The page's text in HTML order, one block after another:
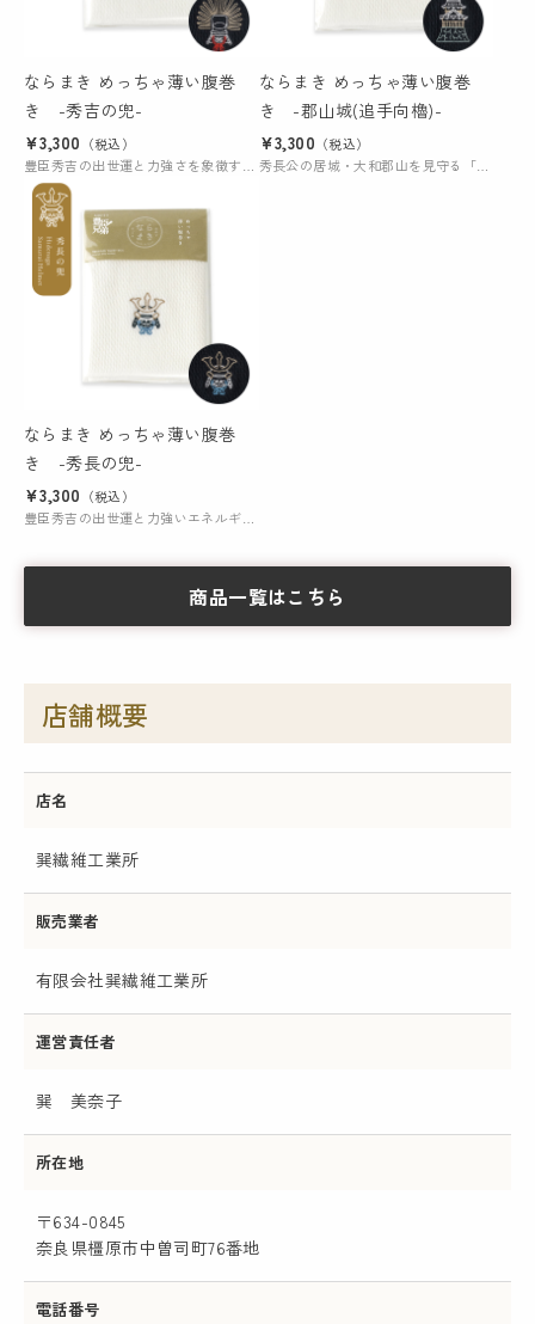
ならまき めっちゃ薄い腹巻
き -秀吉の兜-
¥3,300 （税込）
ならまき めっちゃ薄い腹巻
き -郡山城(追手向櫓)-
¥3,300 （税込）
ならまき めっちゃ薄い腹巻
き -秀長の兜-
¥3,300 （税込）
豊臣秀吉の出世運と力強いエネルギーを象徴する兜を刺繍に込め、暮らしに活気と温もりを添えます。
商品一覧はこちら
店舗概要
店名
巽繊維工業所
販売業者
有限会社巽繊維工業所
運営責任者
巽 美奈子
所在地
〒634-0845
奈良県橿原市中曽司町76番地
電話番号